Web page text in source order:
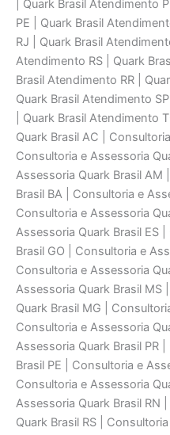
| Quark Brasil Atendimento
PE | Quark Brasil
RJ | Quark Brasil
Atendimento RS | Quark
Brasil Atendimento RR |
Quark Brasil Atendimento
| Quark Brasil Atendimento
Quark Brasil AC |
Consultoria e Assessoria
Assessoria Quark Brasil
Brasil BA | Consultoria e
Consultoria e Assessoria
Assessoria Quark Brasil ES
Brasil GO | Consultoria e
Consultoria e Assessoria
Assessoria Quark Brasil MS
Quark Brasil MG |
Consultoria e Assessoria
Assessoria Quark Brasil PR
Brasil PE | Consultoria e
Consultoria e Assessoria
Assessoria Quark Brasil RN
Quark Brasil RS |